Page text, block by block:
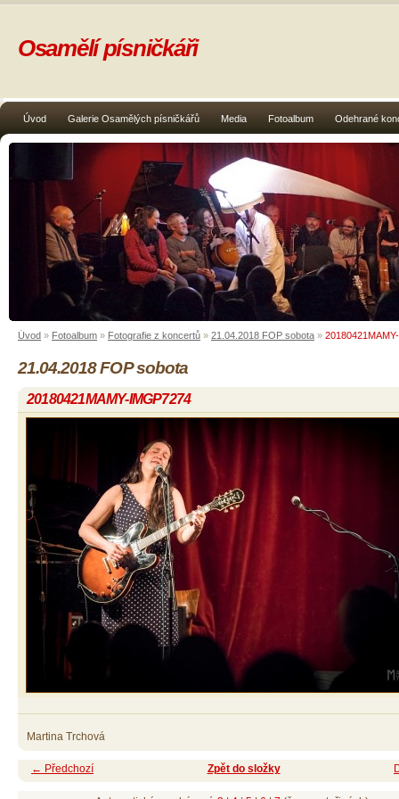
Úvod Galerie Osamělých písničkářů Media Fotoalbum Odehrané
Osamělí písničkáři
Úvod » Fotoalbum » Fotografie z koncertů » 21.04.2018 FOP sobota »
21.04.2018 FOP sobota
20180421MAMY-IMGP7274
Martina Trchová
← Předchozí Zpět do složky